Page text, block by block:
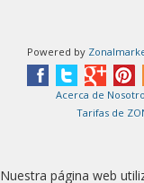
Powered by
Acerca de
Tarifas de
Nuestra página web